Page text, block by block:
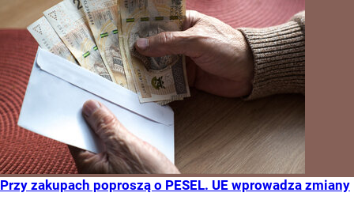
Przy zakupach poproszą o PESEL. UE wprowadza zmiany